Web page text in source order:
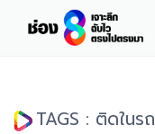
TAGS : ติดในรถ